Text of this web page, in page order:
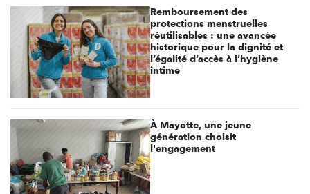
Remboursement des
protections menstruelles
réutilisables : une avancée
historique pour la dignité et
l’égalité d’accès à l’hygiène
intime
À Mayotte, une jeune
génération choisit
l'engagement